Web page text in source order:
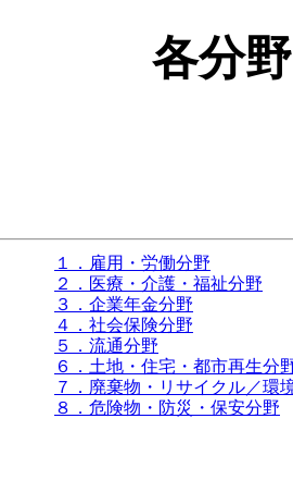
各分
１．雇用・労働分野
２．医療・介護・福祉分野
３．企業年金分野
４．社会保険分野
５．流通分野
６．土地・住宅・都市再生分
７．廃棄物・リサイクル／環
８．危険物・防災・保安分野